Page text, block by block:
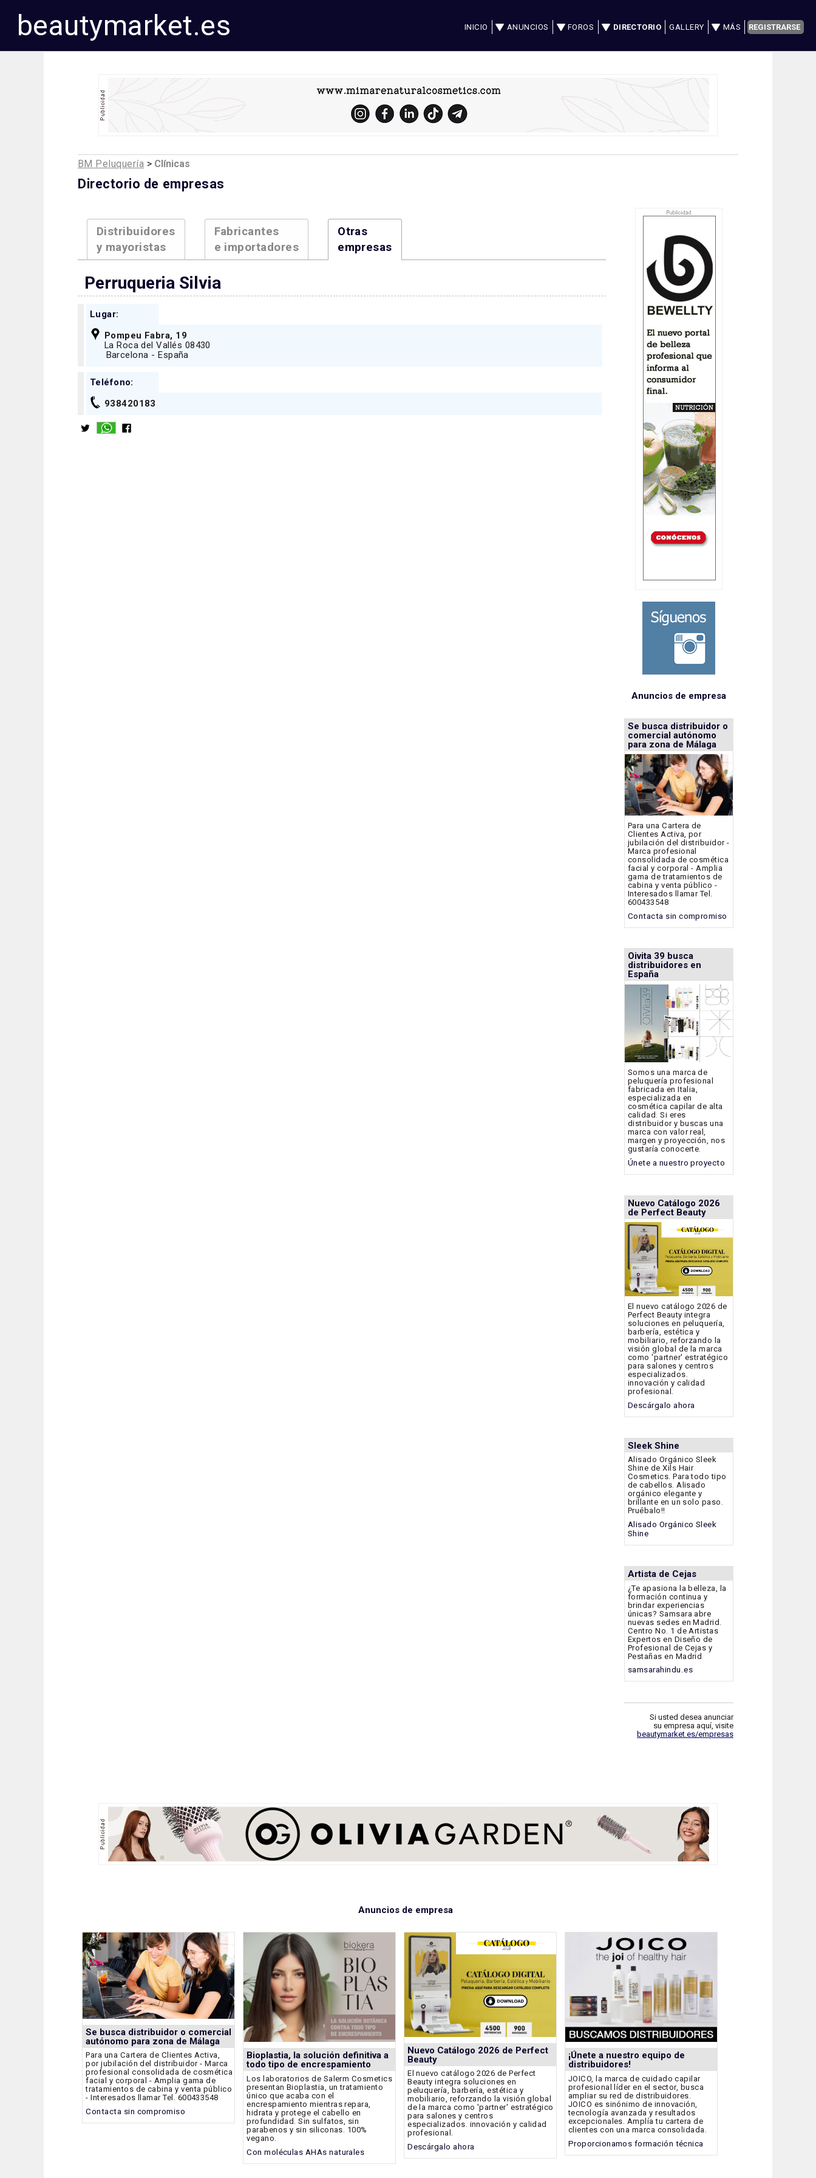
beautymarket.es INICIO ANUNCIOS FOROS DIRECTORIO GALLERY MÁS REGISTRARSE
BM Peluquería > Clínicas
Directorio de empresas
Distribuidores
y mayoristas
Fabricantes
e importadores
Otras
empresas
Perruqueria Silvia
Lugar:
Pompeu Fabra, 19
La Roca del Vallés 08430
Barcelona - España
Teléfono:
938420183
Anuncios de empresa
Se busca distribuidor o
comercial autónomo
para zona de Málaga
Para una Cartera de
Clientes Activa, por
jubilación del distribuidor -
Marca profesional
consolidada de cosmética
facial y corporal - Amplia
gama de tratamientos de
cabina y venta público -
Interesados llamar Tel.
600433548
Contacta sin compromiso
Oivita 39 busca
distribuidores en
España
Somos una marca de
peluquería profesional
fabricada en Italia,
especializada en
cosmética capilar de alta
calidad. Si eres
distribuidor y buscas una
marca con valor real,
margen y proyección, nos
gustaría conocerte.
Únete a nuestro proyecto
Nuevo Catálogo 2026
de Perfect Beauty
El nuevo catálogo 2026 de
Perfect Beauty integra
soluciones en peluquería,
barbería, estética y
mobiliario, reforzando la
visión global de la marca
como 'partner' estratégico
para salones y centros
especializados.
innovación y calidad
profesional.
Descárgalo ahora
Sleek Shine
Alisado Orgánico Sleek
Shine de Xils Hair
Cosmetics. Para todo tipo
de cabellos. Alisado
orgánico elegante y
brillante en un solo paso.
Pruébalo!!
Alisado Orgánico Sleek
Shine
Artista de Cejas
¿Te apasiona la belleza, la
formación continua y
brindar experiencias
únicas? Samsara abre
nuevas sedes en Madrid.
Centro No. 1 de Artistas
Expertos en Diseño de
Profesional de Cejas y
Pestañas en Madrid
samsarahindu.es
Si usted desea anunciar
su empresa aquí, visite
beautymarket.es/empresas
Anuncios de empresa
Se busca distribuidor o comercial
autónomo para zona de Málaga
Para una Cartera de Clientes Activa,
por jubilación del distribuidor - Marca
profesional consolidada de cosmética
facial y corporal - Amplia gama de
tratamientos de cabina y venta público
- Interesados llamar Tel. 600433548
Contacta sin compromiso
Bioplastia, la solución definitiva a
todo tipo de encrespamiento
Los laboratorios de Salerm Cosmetics
presentan Bioplastia, un tratamiento
único que acaba con el
encrespamiento mientras repara,
hidrata y protege el cabello en
profundidad. Sin sulfatos, sin
parabenos y sin siliconas. 100%
vegano.
Con moléculas AHAs naturales
Nuevo Catálogo 2026 de Perfect
Beauty
El nuevo catálogo 2026 de Perfect
Beauty integra soluciones en
peluquería, barbería, estética y
mobiliario, reforzando la visión global
de la marca como 'partner' estratégico
para salones y centros
especializados. innovación y calidad
profesional.
Descárgalo ahora
¡Únete a nuestro equipo de
distribuidores!
JOICO, la marca de cuidado capilar
profesional líder en el sector, busca
ampliar su red de distribuidores.
JOICO es sinónimo de innovación,
tecnología avanzada y resultados
excepcionales. Amplía tu cartera de
clientes con una marca consolidada.
Proporcionamos formación técnica